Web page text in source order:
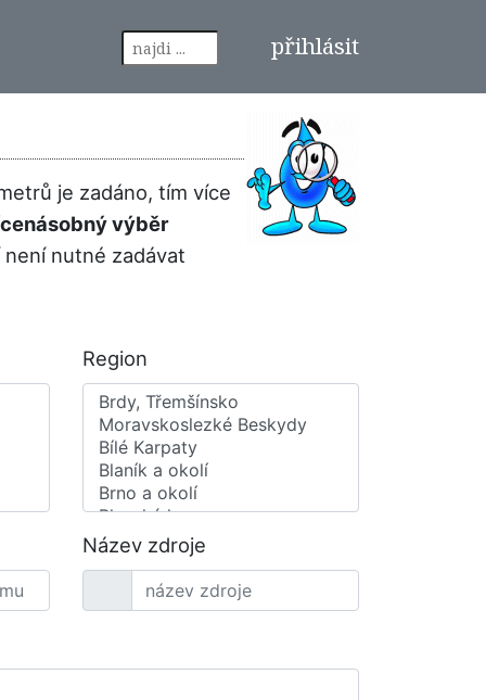
přihlásit
je zadáno, tím více
výběr
nutné zadávat
Region
Název zdroje